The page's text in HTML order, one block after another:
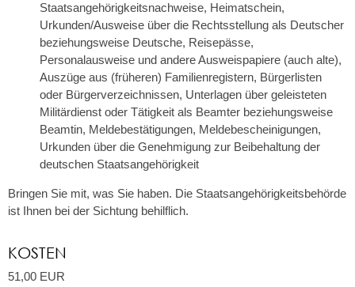
Staatsangehörigkeitsnachweise, Heimatschein,
Urkunden/Ausweise über die Rechtsstellung als Deutscher
beziehungsweise Deutsche, Reisepässe,
Personalausweise und andere Ausweispapiere (auch alte),
Auszüge aus (früheren) Familienregistern, Bürgerlisten
oder Bürgerverzeichnissen, Unterlagen über geleisteten
Militärdienst oder Tätigkeit als Beamter beziehungsweise
Beamtin, Meldebestätigungen, Meldebescheinigungen,
Urkunden über die Genehmigung zur Beibehaltung der
deutschen Staatsangehörigkeit
Bringen Sie mit, was Sie haben. Die Staatsangehörigkeitsbehörde
ist Ihnen bei der Sichtung behilflich.
KOSTEN
51,00 EUR